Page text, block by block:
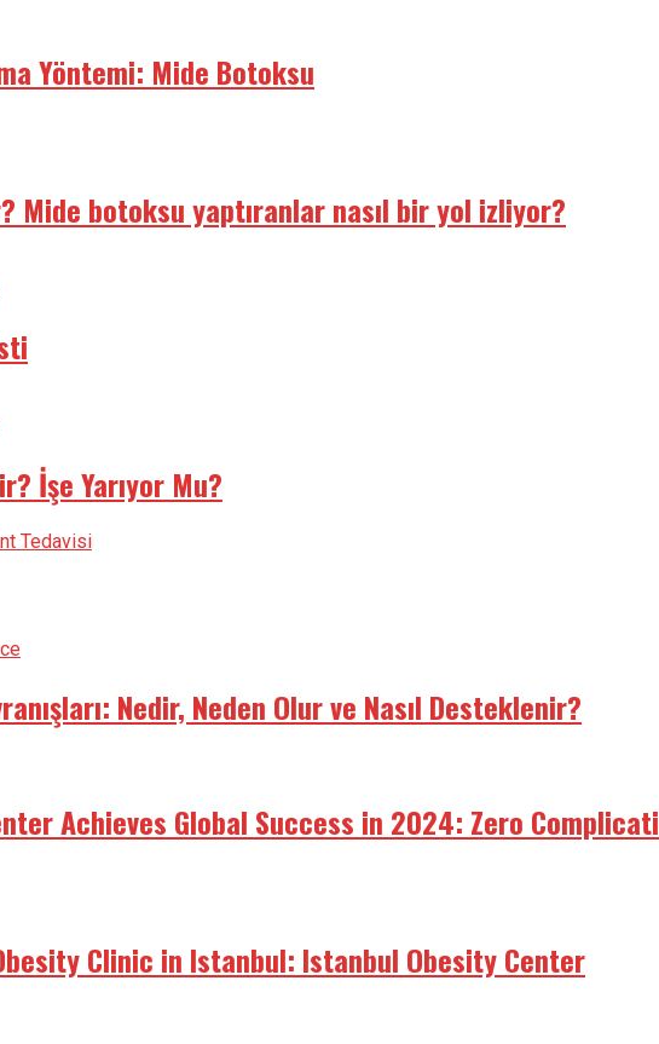
Yöntemi: Mide Botoksu
Mide botoksu yaptıranlar nasıl bir yol izliyor?
İşe Yarıyor Mu?
Nedir, Neden Olur ve Nasıl Desteklenir?
Achieves Global Success in 2024: Zero
Clinic in Istanbul: Istanbul Obesity Center